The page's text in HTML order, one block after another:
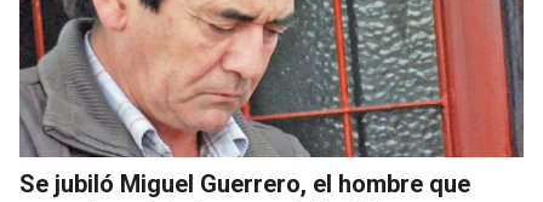
Se jubiló Miguel Guerrero, el hombre que